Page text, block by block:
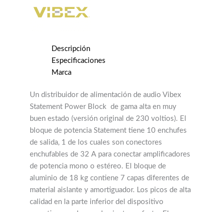
cantidad
Descripción
Especificaciones
Marca
Un distribuidor de alimentación de audio Vibex
Statement Power Block de gama alta en muy
buen estado (versión original de 230 voltios). El
bloque de potencia Statement tiene 10 enchufes
de salida, 1 de los cuales son conectores
enchufables de 32 A para conectar amplificadores
de potencia mono o estéreo. El bloque de
aluminio de 18 kg contiene 7 capas diferentes de
material aislante y amortiguador. Los picos de alta
calidad en la parte inferior del dispositivo